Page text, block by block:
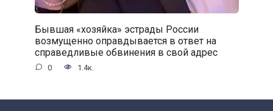
Бывшая «хозяйка» эстрады России
возмущенно оправдывается в ответ на
справедливые обвинения в свой адрес
0 1.4к.